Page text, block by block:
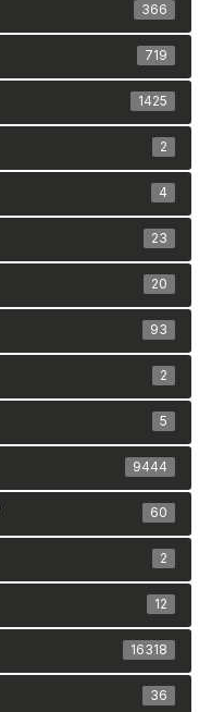
366
719
1425
2
4
23
20
93
2
5
9444
60
2
12
16318
36